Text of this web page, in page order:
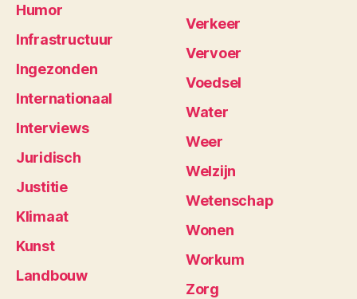
Humor
Infrastructuur
Ingezonden
Internationaal
Interviews
Juridisch
Justitie
Klimaat
Kunst
Landbouw
Verkeer
Vervoer
Voedsel
Water
Weer
Welzijn
Wetenschap
Wonen
Workum
Zorg